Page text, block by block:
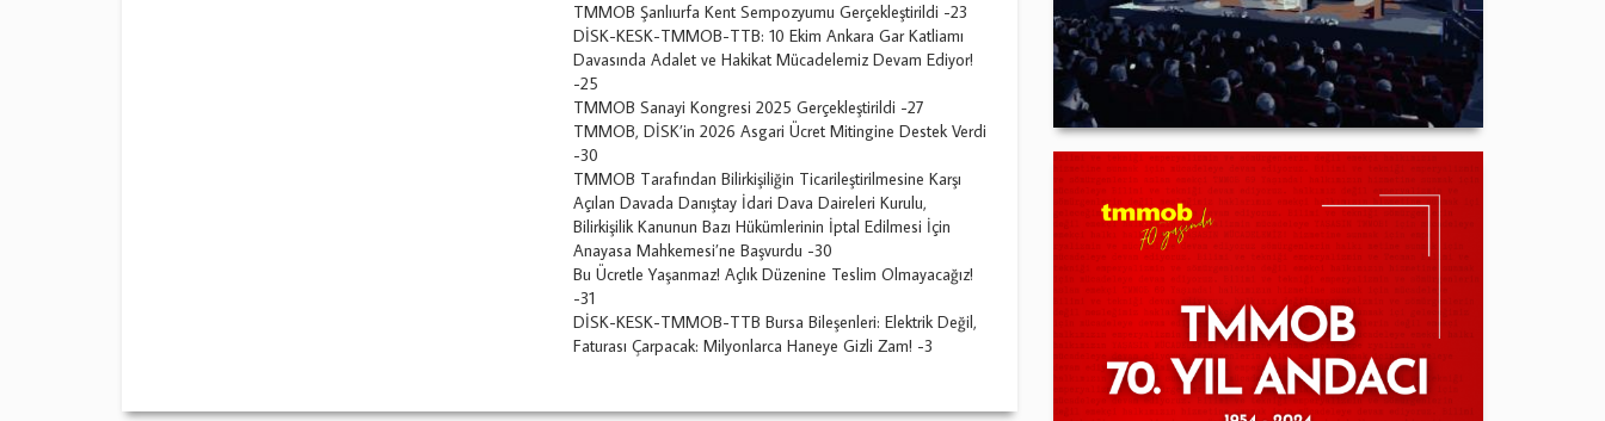
TMMOB Şanlıurfa Kent Sempozyumu Gerçekleştirildi -23
DİSK-KESK-TMMOB-TTB: 10 Ekim Ankara Gar Katliamı
Davasında Adalet ve Hakikat Mücadelemiz Devam Ediyor!
-25
TMMOB Sanayi Kongresi 2025 Gerçekleştirildi -27
TMMOB, DİSK’in 2026 Asgari Ücret Mitingine Destek Verdi
-30
TMMOB Tarafından Bilirkişiliğin Ticarileştirilmesine Karşı
Açılan Davada Danıştay İdari Dava Daireleri Kurulu,
Bilirkişilik Kanunun Bazı Hükümlerinin İptal Edilmesi İçin
Anayasa Mahkemesi’ne Başvurdu -30
Bu Ücretle Yaşanmaz! Açlık Düzenine Teslim Olmayacağız!
-31
DİSK-KESK-TMMOB-TTB Bursa Bileşenleri: Elektrik Değil,
Faturası Çarpacak: Milyonlarca Haneye Gizli Zam! -3